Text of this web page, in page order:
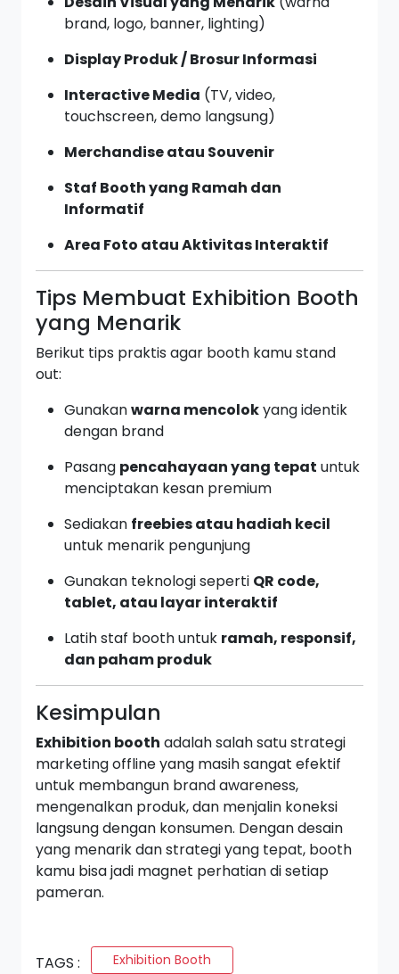
brand, logo, banner, lighting)
Display Produk / Brosur Informasi
Interactive Media (TV, video,
touchscreen, demo langsung)
Merchandise atau Souvenir
Staf Booth yang Ramah dan
Informatif
Area Foto atau Aktivitas Interaktif
Tips Membuat Exhibition Booth
yang Menarik
Berikut tips praktis agar booth kamu stand
out:
Gunakanwarna mencolokyang identik
dengan brand
Pasang pencahayaan yang tepat untuk
menciptakan kesan premium
Sediakan freebies atau hadiah kecil
untuk menarik pengunjung
Gunakan teknologi seperti QR code,
tablet, atau layar interaktif
Latih staf booth untuk ramah, responsif,
dan paham produk
Kesimpulan
Exhibition booth adalah salah satu strategi
marketing offline yang masih sangat efektif
untuk membangun brand awareness,
mengenalkan produk, dan menjalin koneksi
langsung dengan konsumen. Dengan desain
yang menarik dan strategi yang tepat, booth
kamu bisa jadi magnet perhatian di setiap
pameran.
TAGS :
Exhibition Booth